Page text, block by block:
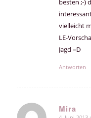
besten ;-)
vielleicht
LE-
Jagd =D
Antworten
Mira